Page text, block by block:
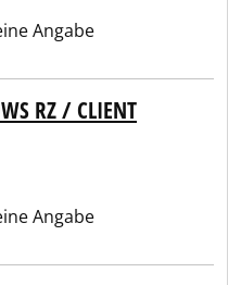
Angabe
RZ / CLIENT
Angabe